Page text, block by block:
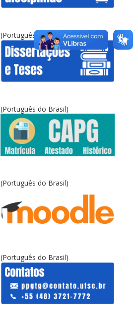
(Português do Brasil)
(Português do Brasil)
(Português do Brasil)
(Português do Brasil)